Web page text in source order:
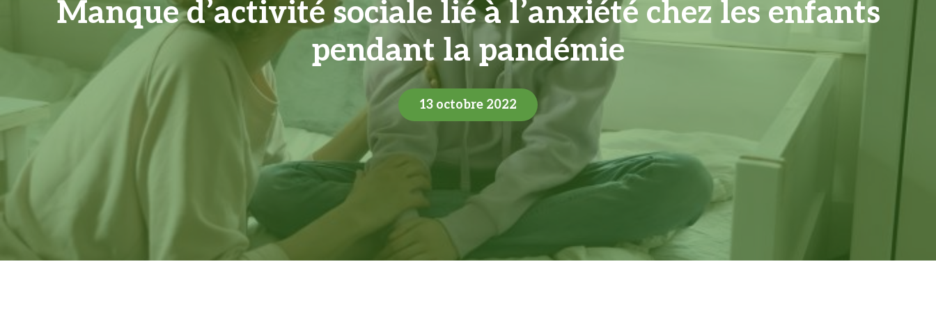
Manque d’activité sociale lié à l’anxiété chez les enfants
pendant la pandémie
13 octobre 2022